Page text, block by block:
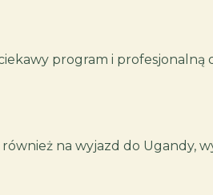
program i profesjonalną
na wyjazd do Ugandy,